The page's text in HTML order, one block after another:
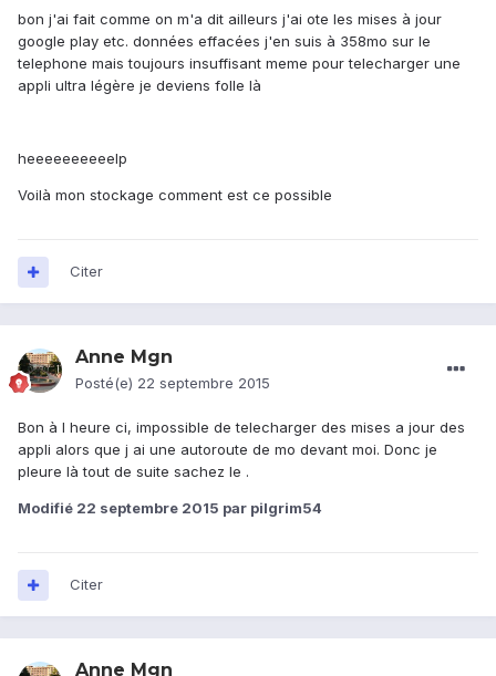
bon j'ai fait comme on m'a dit ailleurs j'ai ote les mises à jour
google play etc. données effacées j'en suis à 358mo sur le
telephone mais toujours insuffisant meme pour telecharger une
appli ultra légère je deviens folle là
heeeeeeeeeelp
Voilà mon stockage comment est ce possible
Citer
Anne Mgn
Posté(e) 22 septembre 2015
Bon à l heure ci, impossible de telecharger des mises a jour des
appli alors que j ai une autoroute de mo devant moi. Donc je
pleure là tout de suite sachez le .
Modifié 22 septembre 2015 par pilgrim54
Citer
Anne Mgn